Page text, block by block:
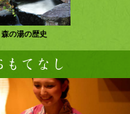
森の湯の歴史